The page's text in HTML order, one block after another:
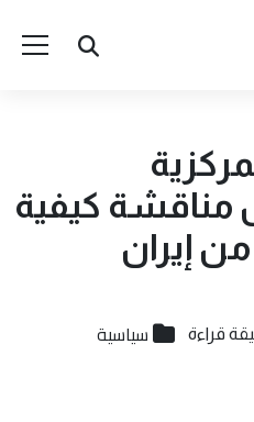
مناقشة كيفية
من إيران
سياسية